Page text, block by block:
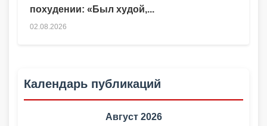
похудении: «Был худой,...
02.08.2026
Календарь публикаций
Август 2026